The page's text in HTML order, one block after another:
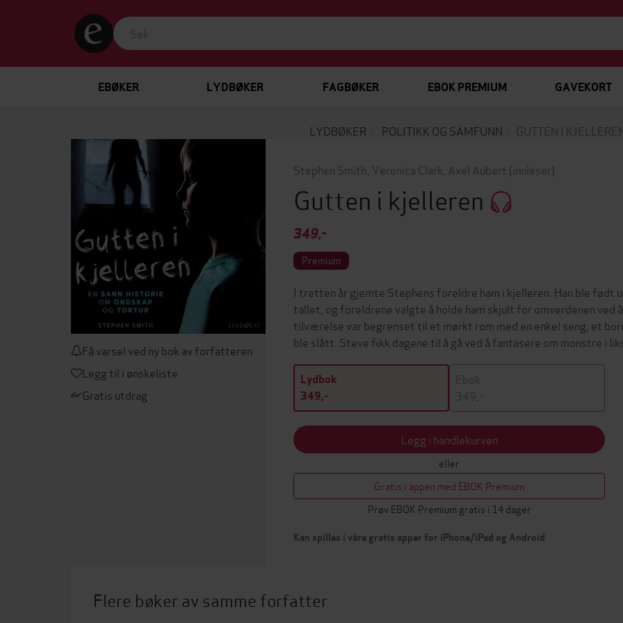
EBØKER LYDBØKER FAGBØKER EBOK PREMIUM GAVEKORT
LYDBØKER POLITIKK OG SAMFUNN GUTTEN I
Få varsel ved ny bok av forfatteren
Legg til i ønskeliste
Gratis utdrag
Stephen Smith Veronica Clark Axel Aubert (innleser)
Gutten i kjelleren
349,-
Premium
I tretten år gjemte Stephens foreldre ham i kjelleren. Han ble født
tallet, og foreldrene valgte å holde ham skjult for omverdenen ved
tilværelse var begrenset til et mørkt rom med en enkel seng, et
ble slått. Steve fikk dagene til å gå ved å fantasere om monstre i
Lydbok
349,-
Ebok
349,-
Legg i handlekurven
eller
Gratis i appen med EBOK Premium
Prøv EBOK Premium gratis i 14 dager
Kan spilles i våre gratis apper for iPhone/iPad og Android
Flere bøker av samme forfatter